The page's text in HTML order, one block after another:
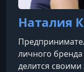
Наталия
личного
делится